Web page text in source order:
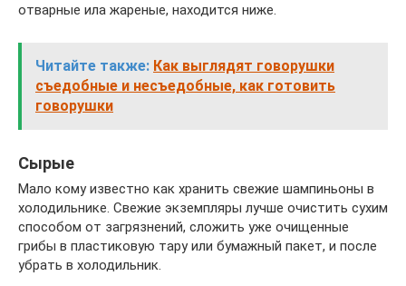
отварные ила жареные, находится ниже.
Читайте также: Как выглядят говорушки
съедобные и несъедобные, как готовить
говорушки
Сырые
Мало кому известно как хранить свежие шампиньоны в
холодильнике. Свежие экземпляры лучше очистить сухим
способом от загрязнений, сложить уже очищенные
грибы в пластиковую тару или бумажный пакет, и после
убрать в холодильник.